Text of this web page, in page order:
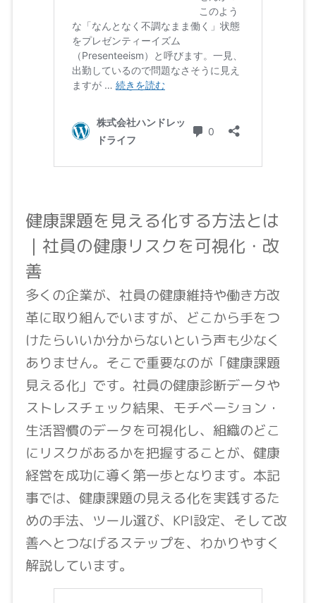
健康課題を見える化する方法とは
｜社員の健康リスクを可視化・改
善
多くの企業が、社員の健康維持や働き方改
革に取り組んでいますが、どこから手をつ
けたらいいか分からないという声も少なく
ありません。そこで重要なのが「健康課題
見える化」です。社員の健康診断データや
ストレスチェック結果、モチベーション・
生活習慣のデータを可視化し、組織のどこ
にリスクがあるかを把握することが、健康
経営を成功に導く第一歩となります。本記
事では、健康課題の見える化を実践するた
めの手法、ツール選び、KPI設定、そして改
善へとつなげるステップを、わかりやすく
解説しています。